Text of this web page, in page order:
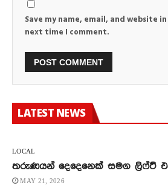
Save my name, email, and website
next time I comment.
LATEST NEWS
LOCAL
තරුණයන් දෙදෙනෙක් සමග ලිෆ්ට්
MAY 21, 2026